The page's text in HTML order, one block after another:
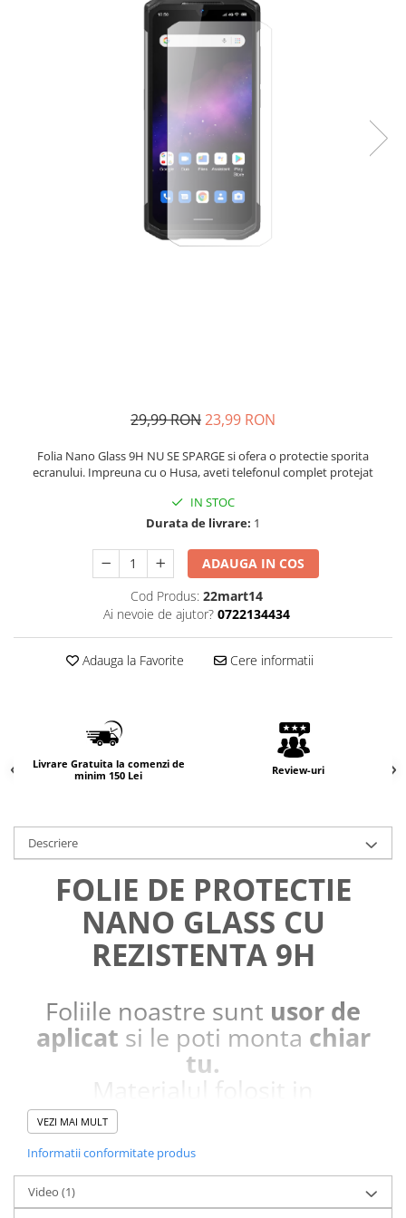
29,99 RON23,99 RON
Folia Nano Glass 9H NU SE SPARGE si ofera o protectie sporita
ecranului. Impreuna cu o Husa, aveti telefonul complet protejat
IN STOC
Durata de livrare: 1
ADAUGA IN COS
Cod Produs: 22mart14
Ai nevoie de ajutor? 0722134434
Adauga la Favorite Cere informatii
Livrare Gratuita la comenzi de
minim 150 Lei
Review-uri
Descriere
FOLIE DE PROTECTIE
NANO GLASS CU
REZISTENTA 9H
Foliile noastre sunt usor de
aplicat si le poti monta chiar
tu.
Materialul folosit in
producerea foliilor
sticla pe care o stim cu totii, ci
esteNano Glassflexibil.
Acesta NU SE
VEZI MAI MULT
Informatii conformitate produs
Video (1)